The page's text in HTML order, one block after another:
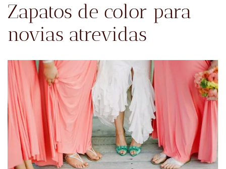
Zapatos de color para
novias atrevidas